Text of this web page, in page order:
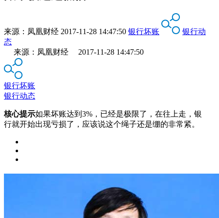
来源： 凤凰财经 2017-11-28 14:47:50 银行坏账
银行动
态
来源：凤凰财经 2017-11-28 14:47:50
银行坏账
银行动态
核心提示如果坏账达到3%，已经是极限了，在往上走，银
行就开始出现亏损了，应该说这个绳子还是绷的非常紧。